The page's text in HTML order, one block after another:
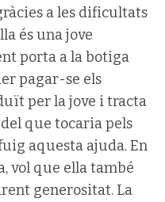
a les dificultats
és una jove
porta a la botiga
pagar-se els
per la jove i tracta
que tocaria pels
aquesta ajuda. En
vol que ella també
generositat. La